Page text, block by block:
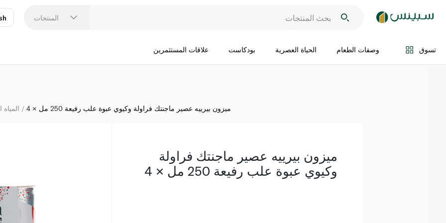
المنتجات
تسوق وصفات الطعام الحياة العصرية بودكاست علاقات المستثمرين
ميزون
اضف الى السلة
المياه ميزون بيرييه عصير ماجنتك فراولة وكيوي عبوة علب رفيعة 250 مل × 4
ميزون بيرييه عصير ماجنتك فراولة
وكيوي عبوة علب رفيعة 250 مل × 4